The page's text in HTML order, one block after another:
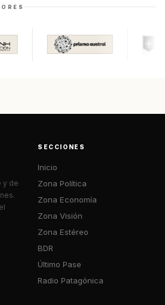
y de
SECCIONES
Inicio
Zona Política
Zona Economía
Zona Visión
Zona Estéreo
BDR
Último Pase
Radio Patagónica